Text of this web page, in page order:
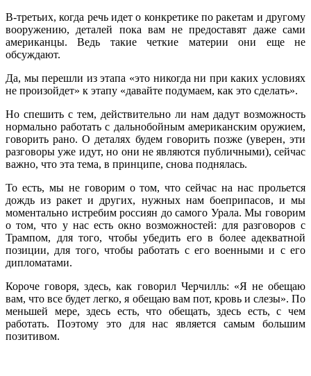
В-третьих, когда речь идет о конкретике по ракетам и другому
вооружению, деталей пока вам не предоставят даже сами
американцы. Ведь такие четкие материи они еще не
обсуждают.
Да, мы перешли из этапа «это никогда ни при каких условиях
не произойдет» к этапу «давайте подумаем, как это сделать».
Но спешить с тем, действительно ли нам дадут возможность
нормально работать с дальнобойным американским оружием,
говорить рано. О деталях будем говорить позже (уверен, эти
разговоры уже идут, но они не являются публичными), сейчас
важно, что эта тема, в принципе, снова поднялась.
То есть, мы не говорим о том, что сейчас на нас прольется
дождь из ракет и других, нужных нам боеприпасов, и мы
моментально истребим россиян до самого Урала. Мы говорим
о том, что у нас есть окно возможностей: для разговоров с
Трампом, для того, чтобы убедить его в более адекватной
позиции, для того, чтобы работать с его военными и с его
дипломатами.
Короче говоря, здесь, как говорил Черчилль: «Я не обещаю
вам, что все будет легко, я обещаю вам пот, кровь и слезы». По
меньшей мере, здесь есть, что обещать, здесь есть, с чем
работать. Поэтому это для нас является самым большим
позитивом.